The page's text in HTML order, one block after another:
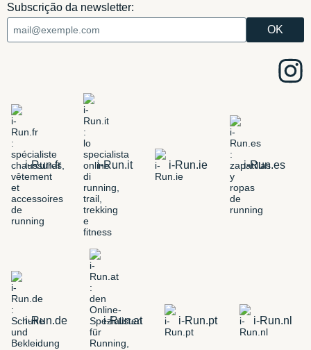
Subscrição da newsletter:
i-Run.fr i-Run.it i-Run.ie i-Run.es
i-Run.de i-Run.at i-Run.pt i-Run.nl